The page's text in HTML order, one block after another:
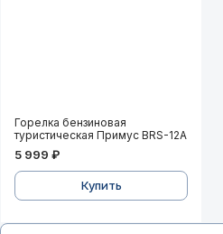
Горелка бензиновая
Горелка бензиновая
туристическая Примус BRS-12A
5 999 ₽
Купить